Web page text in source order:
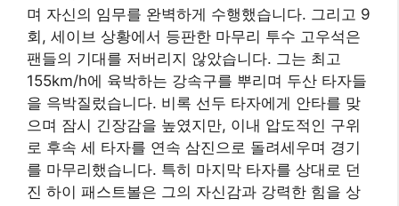
며 자신의 임무를 완벽하게 수행했습니다. 그리고 9
회, 세이브 상황에서 등판한 마무리 투수 고우석은
팬들의 기대를 저버리지 않았습니다. 그는 최고
155km/h에 육박하는 강속구를 뿌리며 두산 타자들
을 윽박질렀습니다. 비록 선두 타자에게 안타를 맞
으며 잠시 긴장감을 높였지만, 이내 압도적인 구위
로 후속 세 타자를 연속 삼진으로 돌려세우며 경기
를 마무리했습니다. 특히 마지막 타자를 상대로 던
진 하이 패스트볼은 그의 자신감과 강력한 힘을 상